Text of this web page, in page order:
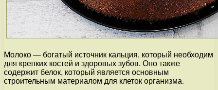
Молоко — богатый источник кальция, который необходим
для крепких костей и здоровых зубов. Оно также
содержит белок, который является основным
строительным материалом для клеток организма.